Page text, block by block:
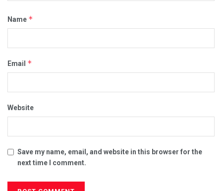
Name *
Email *
Website
Save my name, email, and website in this browser for the
next time I comment.